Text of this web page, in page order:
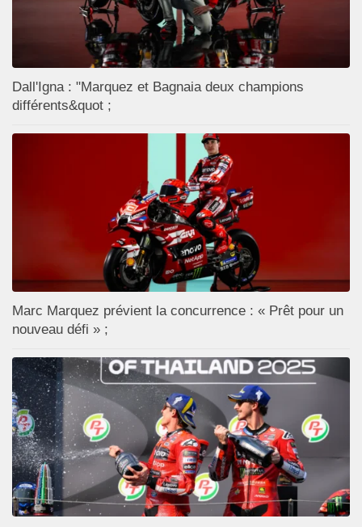
Dall'Igna : "Marquez et Bagnaia deux champions
différents&quot ;
Marc Marquez prévient la concurrence : « Prêt pour un
nouveau défi » ;